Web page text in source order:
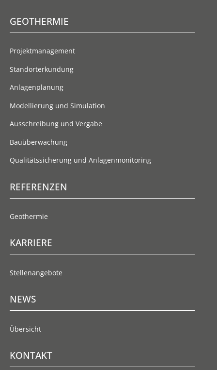
GEOTHERMIE
Projektmanagement
Standorterkundung
Anlagenplanung
Modellierung und Simulation
Ausschreibung und Vergabe
Bauüberwachung
Qualitätssicherung und Anlagenmonitoring
REFERENZEN
Geothermie
KARRIERE
Stellenangebote
NEWS
Übersicht
KONTAKT